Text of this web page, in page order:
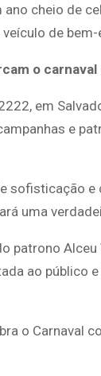
cheio de
de bem-
o carnaval
em
e
sofisticação
uma
patrono
ao público
o Carnaval